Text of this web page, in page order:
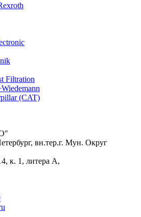
Filtration
(CAT)
вн.тер.г. Мун. Округ
к. 1, литера А,